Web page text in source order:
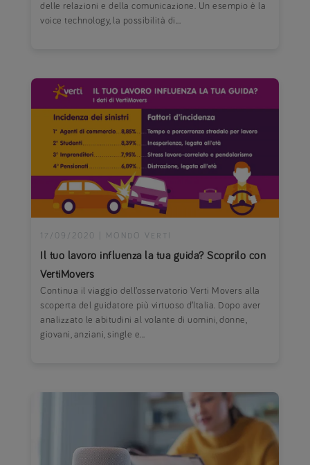
delle relazioni e della comunicazione. Un esempio è la
voice technology, la possibilità di...
Il tuo lavoro influenza la tua guida? Scoprilo con
VertiMovers
17/09/2020 MONDO VERTI
Continua il viaggio dell’osservatorio Verti Movers alla
scoperta del guidatore più virtuoso d’Italia. Dopo aver
analizzato le abitudini al volante di uomini, donne,
giovani, anziani, single e...